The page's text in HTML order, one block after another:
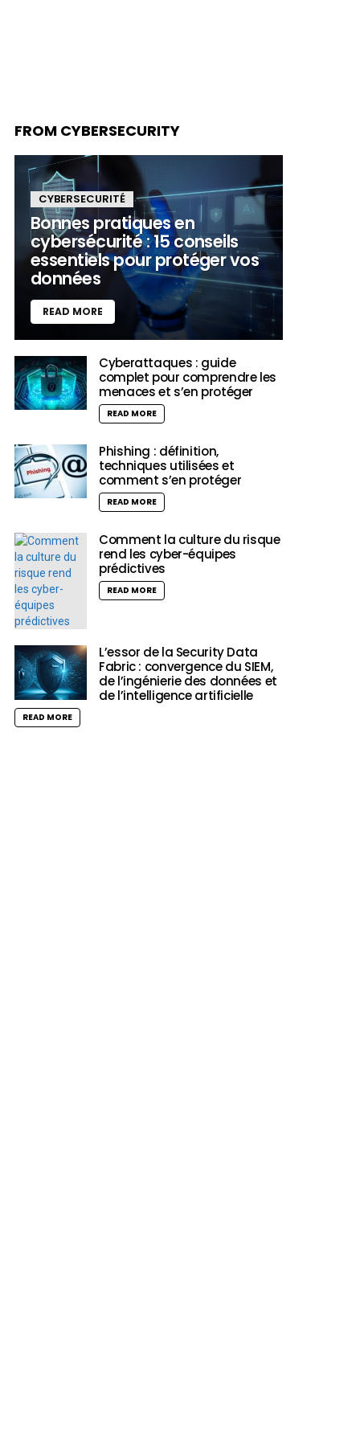
FROM CYBERSECURITY
CYBERSECURITÉ
Bonnes pratiques en
cybersécurité : 15 conseils
essentiels pour protéger vos
données
READ MORE
Cyberattaques : guide
complet pour comprendre les
menaces et s’en protéger
READ MORE
Phishing : définition,
techniques utilisées et
comment s’en protéger
READ MORE
Comment la culture du risque
rend les cyber-équipes
prédictives
READ MORE
L’essor de la Security Data
Fabric : convergence du SIEM,
de l’ingénierie des données et
de l’intelligence artificielle
READ MORE